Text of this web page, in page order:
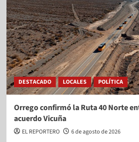
DESTACADO LOCALES POLÍTICA
Orrego confirmó la Ruta 40 Norte
acuerdo Vicuña
EL REPORTERO 6 de agosto de 2026